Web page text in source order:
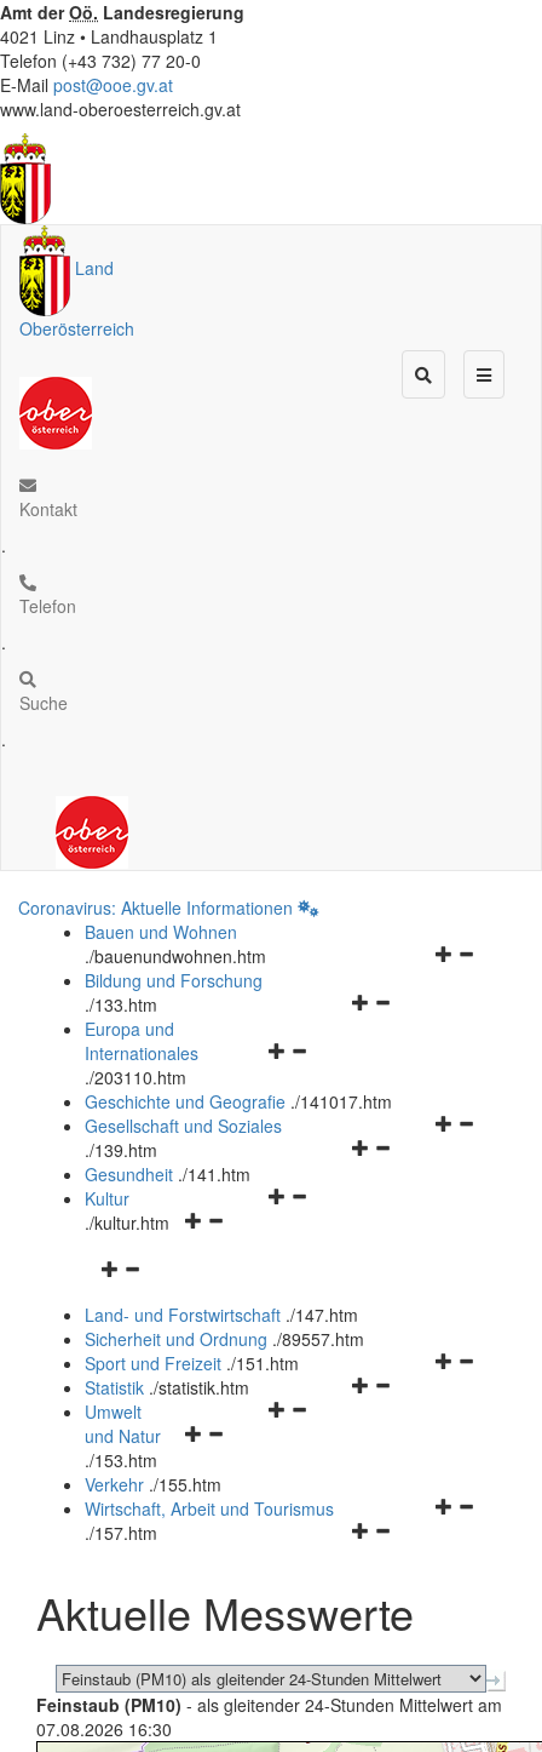
Amt derOö. Landesregierung
4021 Linz • Landhausplatz 1
Telefon (+43 732) 77 20-0
E-Mail post@ooe.gv.at
www.land-oberoesterreich.gv.at
Land
Oberösterreich
Kontakt
.
Telefon
.
Suche
.
Coronavirus: Aktuelle Informationen
Bauen und Wohnen
./bauenundwohnen.htm
Navigationsmenü
Bildung und Forschung
./133.htm
Navigationsmenü
und
schließen
Europa und
Internationales
./203110.htm
Geschichte und Geografie ./141017.htm
Navigationsmenü
Gesellschaft und Soziales
./139.htm
Navigationsmenü
Gesundheit ./141.htm
Navigationsmenü
Kultur
./kultur.htm
Navigationsmenü
und
schließen
Land- und Forstwirtschaft ./147.htm
Sicherheit und Ordnung ./89557.htm
Navigationsmenü
Sport und Freizeit ./151.htm
Navigationsmenü
Statistik ./statistik.htm
Navigationsmenü
und
schließen
Umwelt
und Natur
./153.htm
Verkehr ./155.htm
Navigationsmenü
schließen
Wirtschaft, Arbeit und Tourismus
./157.htm
Aktuelle Messwerte
Feinstaub (PM10) - als gleitender 24-Stunden Mittelwert am
07.08.2026 16:30